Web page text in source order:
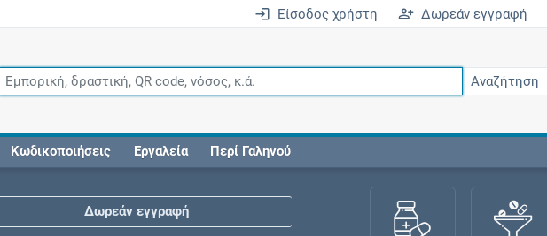
Είσοδος χρήστη Δωρεάν εγγραφή
Κωδικοποιήσεις Εργαλεία Περί Γαληνού
Δωρεάν εγγραφή